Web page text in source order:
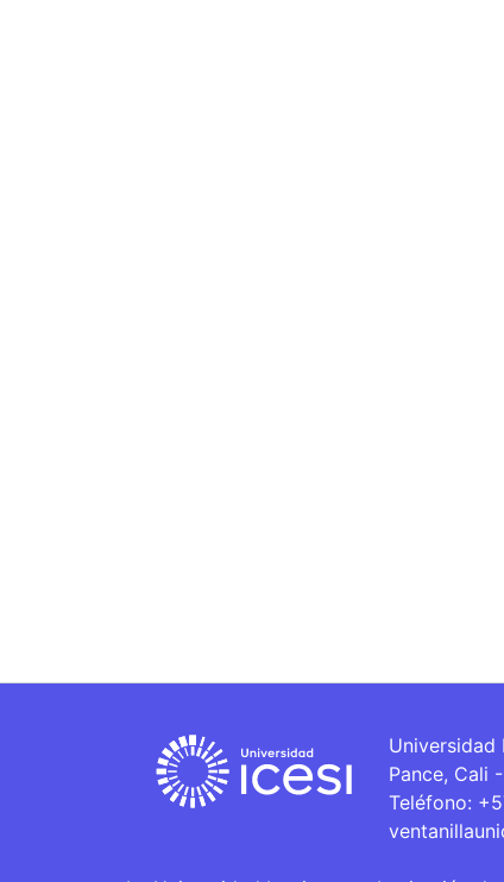
Universidad
Pance, Cali
Teléfono: